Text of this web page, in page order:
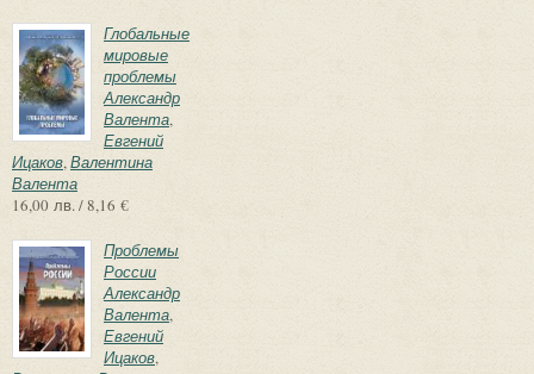
Глобальные
мировые
проблемы
Александр
Валента,
Евгений
Ицаков,Валентина
Валента
16,00 лв. / 8,16 €
Проблемы
России
Александр
Валента,
Евгений
Ицаков,